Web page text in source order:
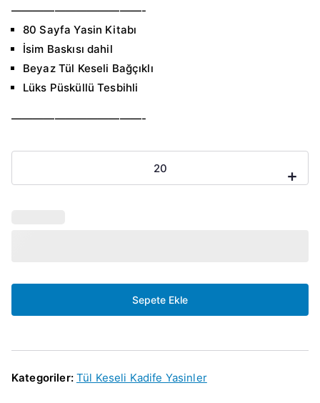
————————————-
80 Sayfa Yasin Kitabı
İsim Baskısı dahil
Beyaz Tül Keseli Bağçıklı
Lüks Püsküllü Tesbihli
————————————-
adet
+
Sepete Ekle
Kategoriler: Tül Keseli Kadife Yasinler